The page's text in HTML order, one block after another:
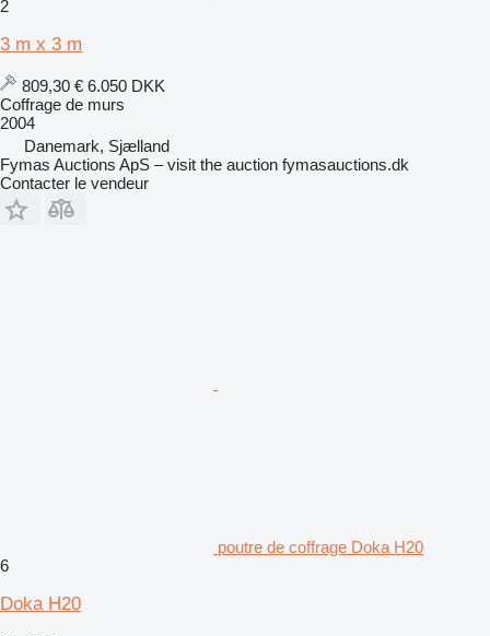
2
3 m x 3 m
809,30 € 6.050 DKK
Coffrage de murs
2004
Danemark, Sjælland
Fymas Auctions ApS – visit the auction fymasauctions.dk
Contacter le vendeur
poutre de coffrage Doka H20
6
Doka H20